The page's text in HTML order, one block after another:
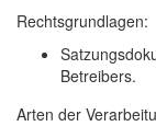
Rechtsgrundlagen:
Betreibers.
Arten der